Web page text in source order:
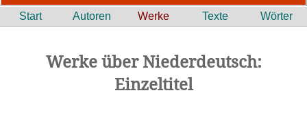
Start Autoren Werke Texte Wörter
Werke über Niederdeutsch:
Einzeltitel